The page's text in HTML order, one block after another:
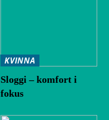
KVINNA
Sloggi – komfort i
fokus